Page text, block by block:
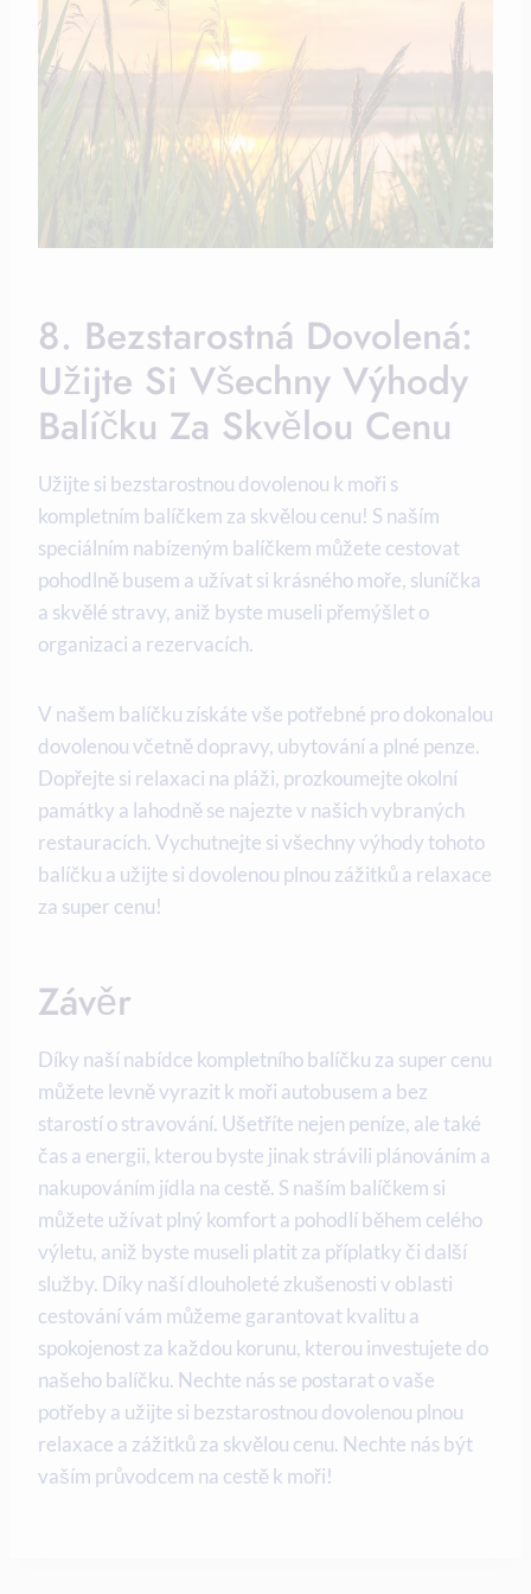
8. ⁤Bezstarostná Dovolená:
Užijte Si Všechny Výhody
Balíčku ⁣za Skvělou Cenu
Užijte​ si⁤ bezstarostnou dovolenou k moři s
kompletním balíčkem za⁢ skvělou cenu! S naším
speciálním ​nabízeným ‍balíčkem můžete cestovat
pohodlně busem a užívat ​si krásného moře,‍ sluníčka
a ‍skvělé ‍stravy, ‌aniž byste ​museli ⁣přemýšlet o‌
organizaci a rezervacích.
V‍ našem ⁤balíčku získáte vše potřebné pro⁢ dokonalou
dovolenou včetně⁤ dopravy,⁢ ubytování​ a plné⁣ penze.
Dopřejte si ⁢relaxaci na pláži, ​prozkoumejte⁣ okolní
památky a lahodně⁣ se najezte v našich⁤ vybraných
restauracích. Vychutnejte si všechny ‌výhody ⁢tohoto⁣
balíčku ⁤a užijte si dovolenou plnou zážitků a relaxace
za⁣ super cenu!
Závěr
Díky ⁢naší ‌nabídce kompletního balíčku za super cenu
můžete levně vyrazit ⁢k moři autobusem ‌a​ bez
starostí o stravování. Ušetříte nejen ⁢peníze,⁢ ale také
čas a ⁤energii, kterou ​byste jinak strávili ‍plánováním a
nakupováním jídla na cestě. S naším balíčkem⁤ si
můžete užívat plný komfort a pohodlí během ​celého‍
výletu, aniž byste‌ museli platit⁤ za příplatky či další
služby. Díky naší dlouholeté ⁢zkušenosti v oblasti
cestování vám můžeme⁢ garantovat kvalitu ⁢a
spokojenost za každou⁢ korunu, kterou ‌investujete do
našeho balíčku. ⁢Nechte nás se postarat o vaše
potřeby⁢ a⁤ užijte si bezstarostnou dovolenou ​plnou
relaxace ‍a ⁤zážitků‌ za skvělou cenu. Nechte‍ nás být​
vaším⁣ průvodcem na‍ cestě k ‍moři!